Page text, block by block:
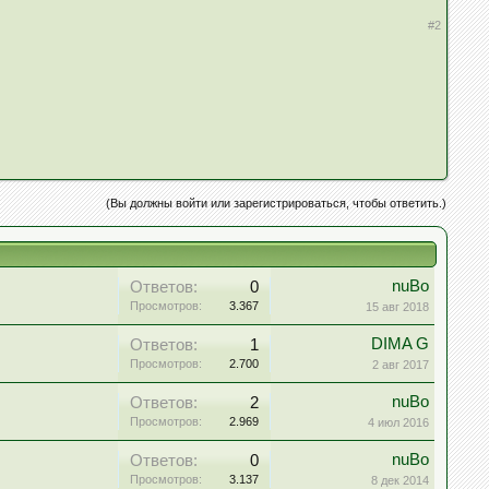
#2
(Вы должны войти или зарегистрироваться, чтобы ответить.)
Ответов: 0
Просмотров: 3.367
nuBo
15 авг 2018
Ответов: 1
Просмотров: 2.700
DIMA G
2 авг 2017
Ответов: 2
Просмотров: 2.969
nuBo
4 июл 2016
Ответов: 0
Просмотров: 3.137
nuBo
8 дек 2014